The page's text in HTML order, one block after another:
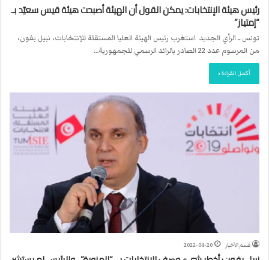
رئيس هيئة الإنتخابات: يمكن القول أن الهيئة أصبحت هيئة قيس سعيّد بـ
“إمتياز”
تونس ــ الرأي الجديد استغرب رئيس الهيئة العليا المستقلة للإنتخابات، نبيل بفون،
من المرسوم عدد 22 الصادر بالرائد الرسمي للجمهورية…
أكمل القراءة »
قسم الأخبار 2022-04-20